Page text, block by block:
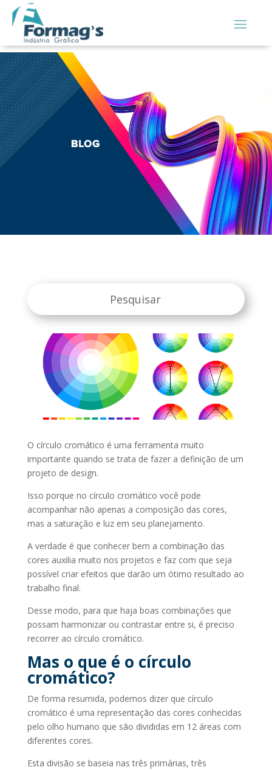
O círculo cromático é uma ferramenta muito
importante quando se trata de fazer a definição de um
projeto de design.
Isso porque no círculo cromático você pode
acompanhar não apenas a composição das cores,
mas a saturação e luz em seu planejamento.
A verdade é que conhecer bem a combinação das
cores auxilia muito nos projetos e faz com que seja
possível criar efeitos que darão um ótimo resultado ao
trabalho final.
Desse modo, para que haja boas combinações que
possam harmonizar ou contrastar entre si, é preciso
recorrer ao círculo cromático.
Mas o que é o círculo
cromático?
De forma resumida, podemos dizer que círculo
cromático é uma representação das cores conhecidas
pelo olho humano que são divididas em 12 áreas com
diferentes cores.
Esta divisão se baseia nas três primárias, três